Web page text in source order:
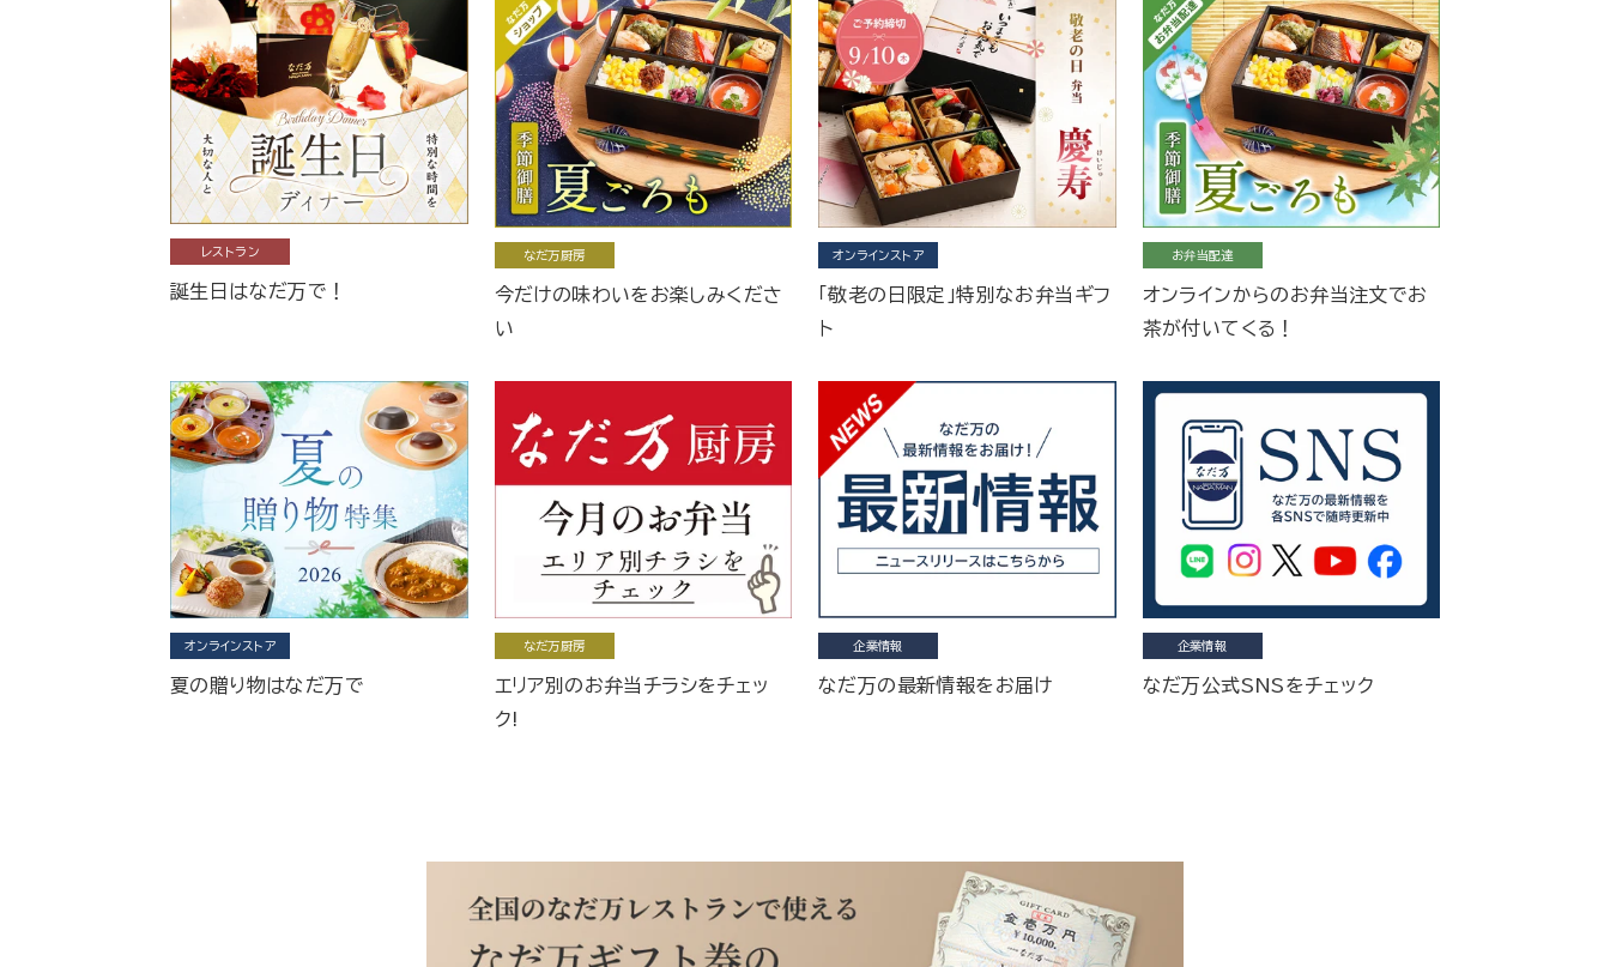
レストラン
誕生日はなだ万で！
なだ万厨房
今だけの味わいをお楽しみくださ
い
オンラインストア
「敬老の日限定」特別なお弁当ギフ
ト
お弁当配達
オンラインからのお弁当注文でお
茶が付いてくる！
オンラインストア
夏の贈り物はなだ万で
なだ万厨房
エリア別のお弁当チラシをチェッ
ク!
企業情報
なだ万の最新情報をお届け
企業情報
なだ万公式SNSをチェック